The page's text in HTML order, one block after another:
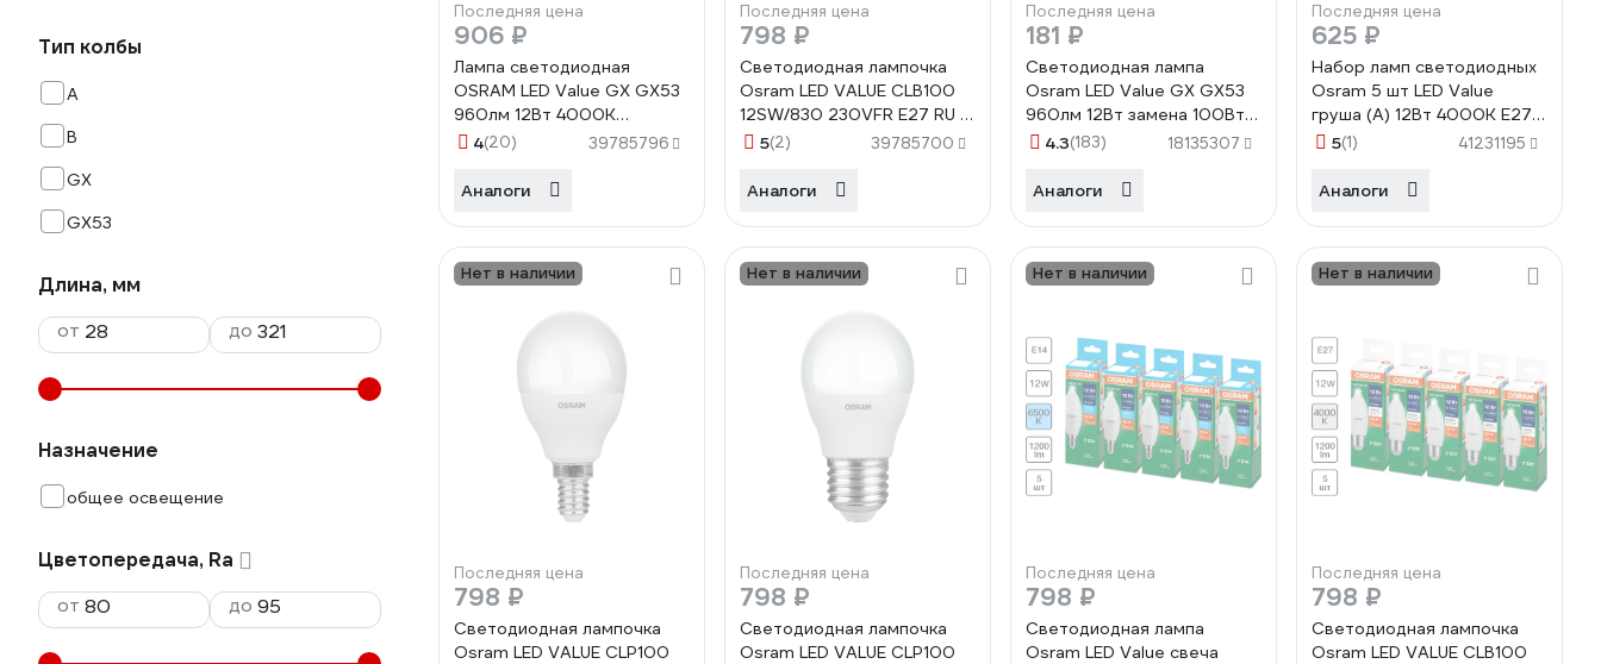
Тип колбы
A
B
GX
GX53
Длина, мм
от
до
Назначение
общее освещение
Цветопередача, Ra
от
до
Последняя цена
906 ₽
Лампа светодиодная
OSRAM LED Value GX GX53
960лм 12Вт 4000К
нейтральный белый свет
4(20) 39785796
Аналоги
Последняя цена
798 ₽
Светодиодная лампочка
Osram LED VALUE CLB100
12SW/830 230VFR E27 RU 5
лампочек в отгрузочной
5(2) 39785700
Аналоги
Последняя цена
181 ₽
Светодиодная лампа
Osram LED Value GX GX53
960лм 12Вт замена 100Вт
6500К холодный белый
4.3(183) 18135307
Аналоги
Последняя цена
625 ₽
Набор ламп светодиодных
Osram 5 шт LED Value
груша (A) 12Вт 4000К E27
4099854197376
5(1) 41231195
Аналоги
Нет в наличии
Последняя цена
798 ₽
Светодиодная лампочка
Osram LED VALUE CLP100
Нет в наличии
Последняя цена
798 ₽
Светодиодная лампочка
Osram LED VALUE CLP100
Нет в наличии
Последняя цена
798 ₽
Светодиодная лампа
Osram LED Value свеча
Нет в наличии
Последняя цена
798 ₽
Светодиодная лампочка
Osram LED VALUE CLB100